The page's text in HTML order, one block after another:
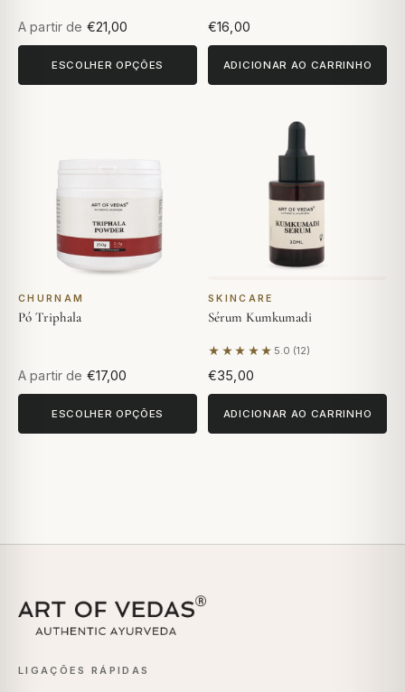
A partir de €21,00
ESCOLHER OPÇÕES
€16,00
ADICIONAR AO CARRINHO
CHURNAM
Pó Triphala
A partir de €17,00
ESCOLHER OPÇÕES
SKINCARE
Sérum Kumkumadi
★★★★★ 5.0 (12)
Com base em 12 avaliações
€35,00
ADICIONAR AO CARRINHO
LIGAÇÕES RÁPIDAS